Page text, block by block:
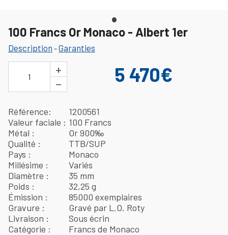
100 Francs Or Monaco - Albert 1er
Description -Garanties
1
+
−
5 470€
Référence
1200561
Valeur faciale
100 Francs
Métal
Or 900‰
Qualité
TTB/SUP
Pays
Monaco
Millésime
Variés
Diamètre
35 mm
Poids
32,25 g
Émission
85000 exemplaires
Gravure
Gravé par L.O. Roty
Livraison
Sous écrin
Catégorie
Francs de Monaco